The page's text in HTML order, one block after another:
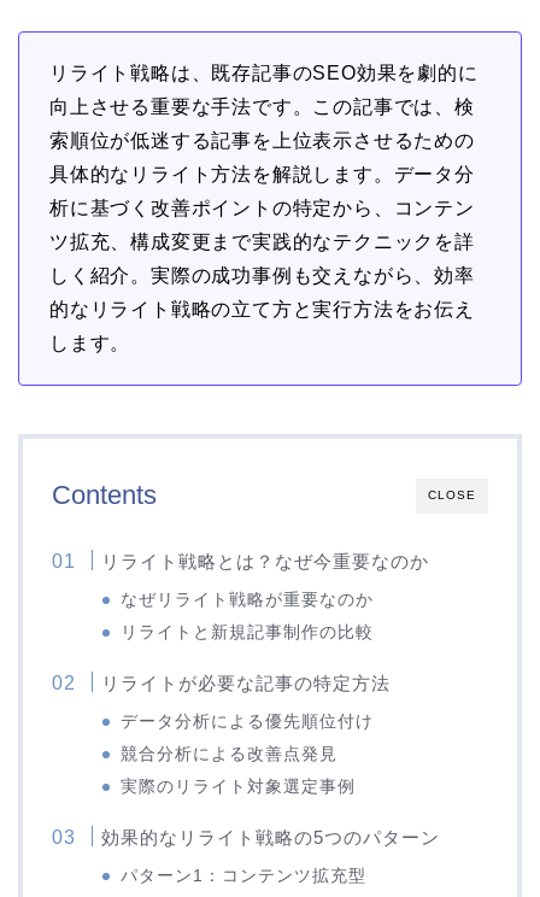
リライト戦略は、既存記事のSEO効果を劇的に
向上させる重要な手法です。この記事では、検
索順位が低迷する記事を上位表示させるための
具体的なリライト方法を解説します。データ分
析に基づく改善ポイントの特定から、コンテン
ツ拡充、構成変更まで実践的なテクニックを詳
しく紹介。実際の成功事例も交えながら、効率
的なリライト戦略の立て方と実行方法をお伝え
します。
CLOSE
Contents
リライト戦略とは？なぜ今重要なのか
なぜリライト戦略が重要なのか
リライトと新規記事制作の比較
リライトが必要な記事の特定方法
データ分析による優先順位付け
競合分析による改善点発見
実際のリライト対象選定事例
効果的なリライト戦略の5つのパターン
パターン1：コンテンツ拡充型